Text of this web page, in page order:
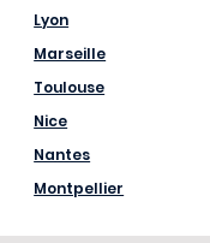
Lyon
Marseille
Toulouse
Nice
Nantes
Montpellier